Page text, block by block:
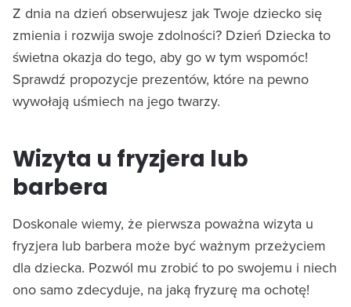
Z dnia na dzień obserwujesz jak Twoje dziecko się
zmienia i rozwija swoje zdolności? Dzień Dziecka to
świetna okazja do tego, aby go w tym wspomóc!
Sprawdź propozycje prezentów, które na pewno
wywołają uśmiech na jego twarzy.
Wizyta u fryzjera lub
barbera
Doskonale wiemy, że pierwsza poważna wizyta u
fryzjera lub barbera może być ważnym przeżyciem
dla dziecka. Pozwól mu zrobić to po swojemu i niech
ono samo zdecyduje, na jaką fryzurę ma ochotę!